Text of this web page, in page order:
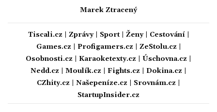
Marek Ztracený
Tiscali.cz Zprávy| Sport| Ženy| Cestování|
Games.cz
Profigamers.cz ZeStolu.cz
Osobnosti.cz
Karaoketexty.cz Úschovna.cz
Nedd.cz
Moulík.cz Fights.cz Dokina.cz
CZhity.cz
Našepeníze.cz Srovnám.cz
StartupInsider.cz